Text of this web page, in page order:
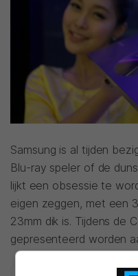
Samsung is al tijden
Blu-ray speler of de
lijkt een obsessie te
eigen zeggen, met een
23mm dik is. Tijdens de
gepresenteerd worden